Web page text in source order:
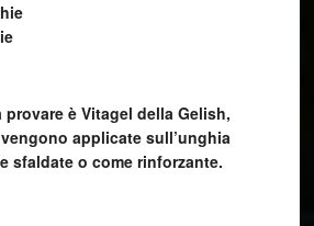
è Vitagel della Gelish,
applicate sull’unghia
sfaldate o come rinforzante.